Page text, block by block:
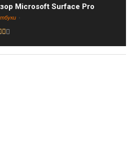
Microsoft Surface Pro